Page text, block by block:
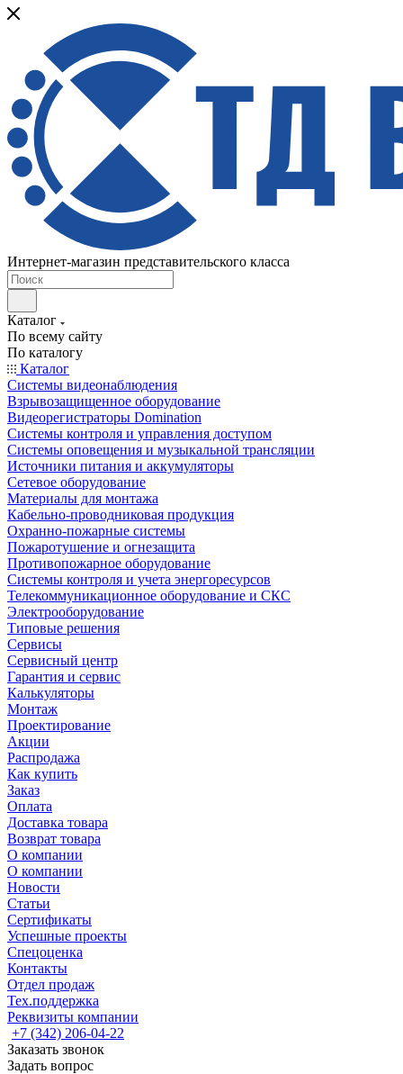
Интернет-магазин представительского класса
Каталог
По всему сайту
По каталогу
Каталог
Системы видеонаблюдения
Взрывозащищенное оборудование
Видеорегистраторы Domination
Системы контроля и управления доступом
Системы оповещения и музыкальной трансляции
Источники питания и аккумуляторы
Сетевое оборудование
Материалы для монтажа
Кабельно-проводниковая продукция
Охранно-пожарные системы
Пожаротушение и огнезащита
Противопожарное оборудование
Системы контроля и учета энергоресурсов
Телекоммуникационное оборудование и СКС
Электрооборудование
Типовые решения
Сервисы
Сервисный центр
Гарантия и сервис
Калькуляторы
Монтаж
Проектирование
Акции
Распродажа
Как купить
Заказ
Оплата
Доставка товара
Возврат товара
О компании
О компании
Новости
Статьи
Сертификаты
Успешные проекты
Спецоценка
Контакты
Отдел продаж
Тех.поддержка
Реквизиты компании
+7 (342) 206-04-22
Заказать звонок
Задать вопрос